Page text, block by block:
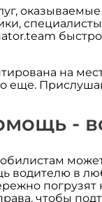
на
еще.
-
в
погрузят
чтобы